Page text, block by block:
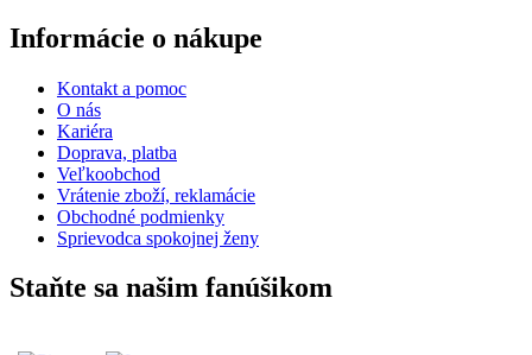
Informácie o nákupe
Kontakt a pomoc
O nás
Kariéra
Doprava, platba
Veľkoobchod
Vrátenie zboží, reklamácie
Obchodné podmienky
Sprievodca spokojnej ženy
Staňte sa našim fanúšikom